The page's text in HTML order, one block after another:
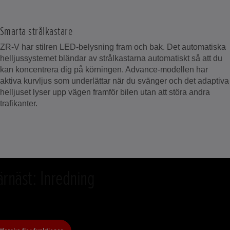
Smarta strålkastare
ZR-V har stilren LED-belysning fram och bak. Det automatiska
helljussystemet bländar av strålkastarna automatiskt så att du
kan koncentrera dig på körningen. Advance-modellen har
aktiva kurvljus som underlättar när du svänger och det adaptiva
helljuset lyser upp vägen framför bilen utan att störa andra
trafikanter.